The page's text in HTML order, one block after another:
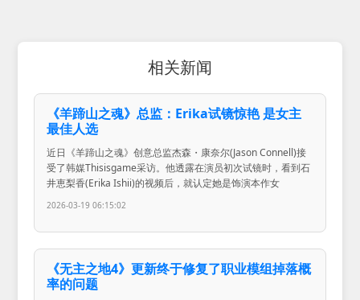
相关新闻
《羊蹄山之魂》总监：Erika试镜惊艳 是女主
最佳人选
近日《羊蹄山之魂》创意总监杰森・康奈尔(Jason Connell)接
受了韩媒Thisisgame采访。他透露在演员初次试镜时，看到石
井恵梨香(Erika Ishii)的视频后，就认定她是饰演本作女
2026-03-19 06:15:02
《无主之地4》更新终于修复了职业模组掉落概
率的问题